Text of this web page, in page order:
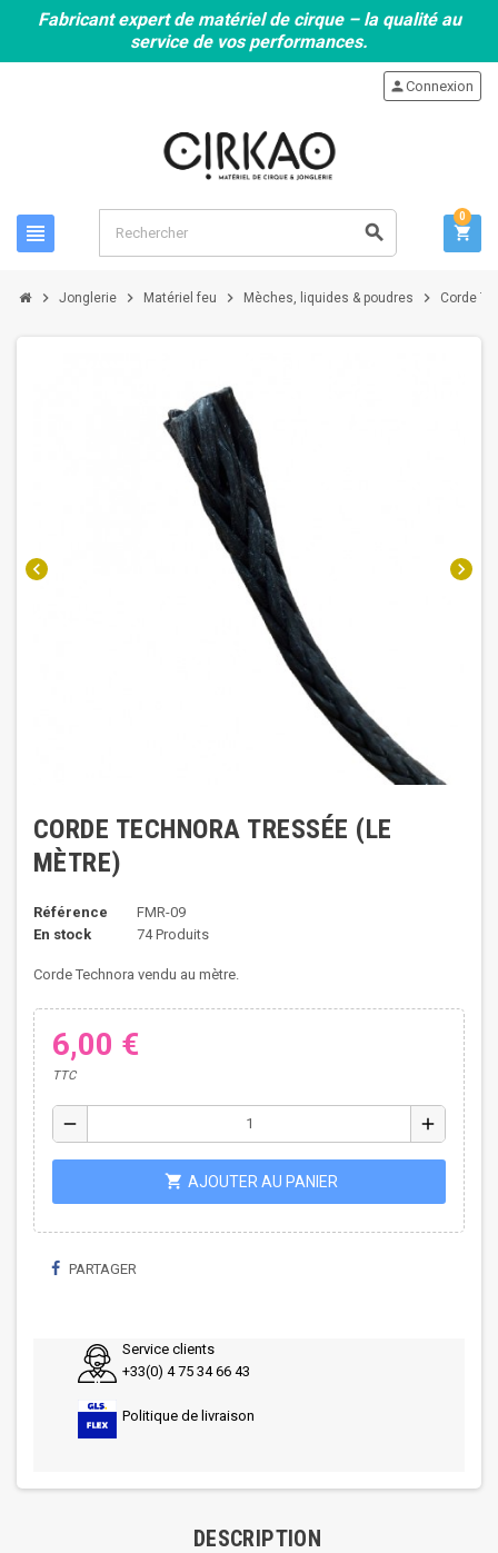
Fabricant expert de matériel de cirque – la qualité au
service de vos performances.
view_headline search
personConnexion
shopping_cart
0
chevron_right Jonglerie chevron_right Matériel feu chevron_right Mèches, liquides & poudres chevron_right Corde
chevron_left chevron_right
CORDE TECHNORA TRESSÉE (LE
MÈTRE)
Référence
FMR-09
En stock
74 Produits
Corde Technora vendu au mètre.
6,00 €
TTC
remove add
shopping_cart AJOUTER AU PANIER
PARTAGER
Service clients
+33(0) 4 75 34 66 43
Politique de livraison
DESCRIPTION